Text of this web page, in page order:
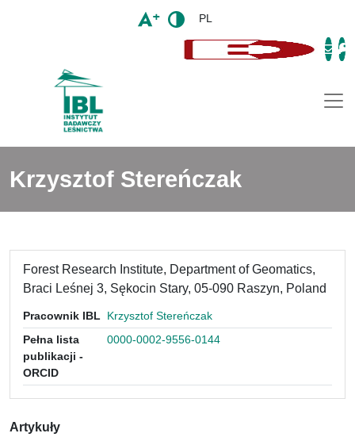
PL
Krzysztof Stereńczak
Forest Research Institute, Department of Geomatics,
Braci Leśnej 3, Sękocin Stary, 05-090 Raszyn, Poland
Pracownik IBL
Krzysztof Stereńczak
Pełna lista
publikacji -
ORCID
0000-0002-9556-0144
Artykuły